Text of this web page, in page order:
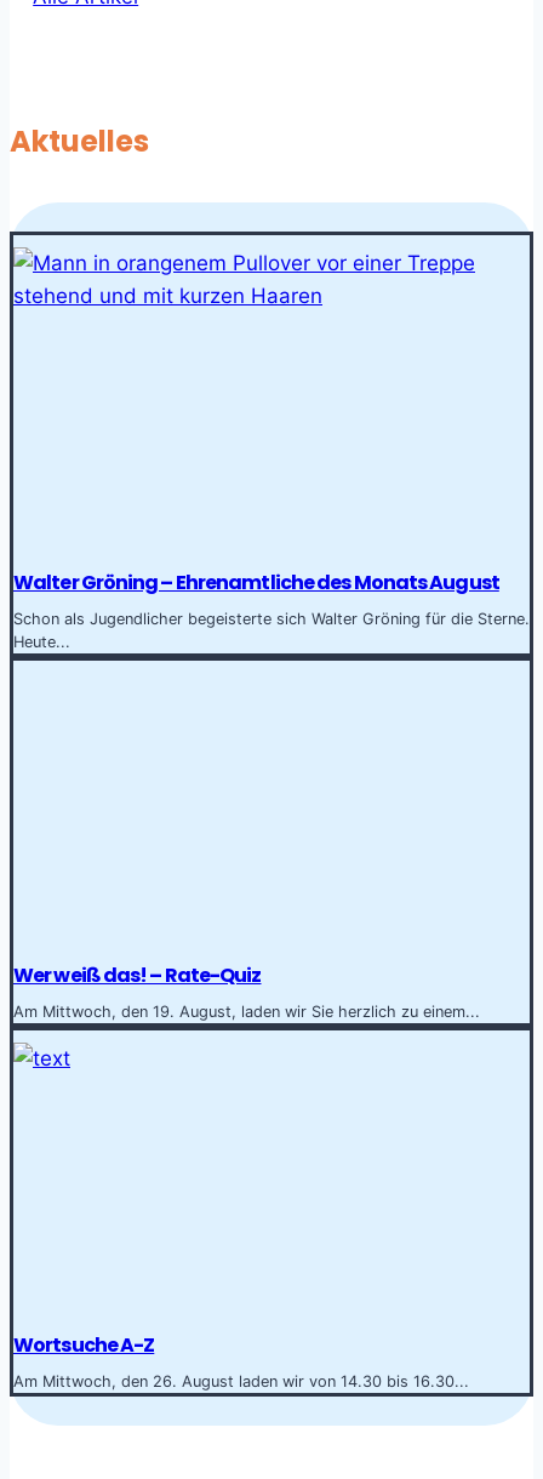
Aktuelles
Walter Gröning – Ehrenamtliche des Monats August
Schon als Jugendlicher begeisterte sich Walter Gröning für die Sterne.
Heute...
Wer weiß das! – Rate-Quiz
Am Mittwoch, den 19. August, laden wir Sie herzlich zu einem...
Wortsuche A-Z
Am Mittwoch, den 26. August laden wir von 14.30 bis 16.30...